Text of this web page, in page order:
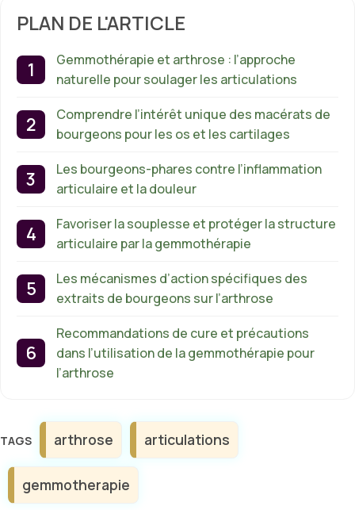
PLAN DE L'ARTICLE
Gemmothérapie et arthrose : l’approche
naturelle pour soulager les articulations
Comprendre l’intérêt unique des macérats de
bourgeons pour les os et les cartilages
Les bourgeons-phares contre l’inflammation
articulaire et la douleur
Favoriser la souplesse et protéger la structure
articulaire par la gemmothérapie
Les mécanismes d’action spécifiques des
extraits de bourgeons sur l’arthrose
Recommandations de cure et précautions
dans l’utilisation de la gemmothérapie pour
l’arthrose
Étiquettes
arthrose articulations
gemmotherapie